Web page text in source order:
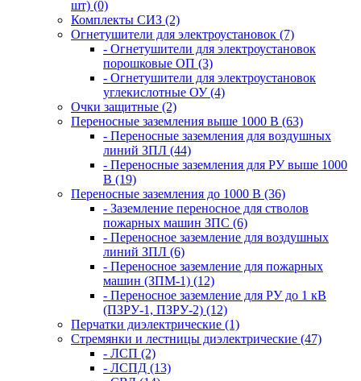
шт) (0)
Комплекты СИЗ (2)
Огнетушители для электроустановок (7)
- Огнетушители для электроустановок
порошковые ОП (3)
- Огнетушители для электроустановок
углекислотные ОУ (4)
Очки защитные (2)
Переносные заземления выше 1000 В (63)
- Переносные заземления для воздушных
линий ЗПЛ (44)
- Переносные заземления для РУ выше 1000
В (19)
Переносные заземления до 1000 В (36)
- Заземление переносное для стволов
пожарных машин ЗПС (6)
- Переносное заземление для воздушных
линий ЗПЛ (6)
- Переносное заземление для пожарных
машин (ЗПМ-1) (12)
- Переносное заземление для РУ до 1 кВ
(ПЗРУ-1, ПЗРУ-2) (12)
Перчатки диэлектрические (1)
Стремянки и лестницы диэлектрические (47)
- ЛСП (2)
- ЛСПД (13)